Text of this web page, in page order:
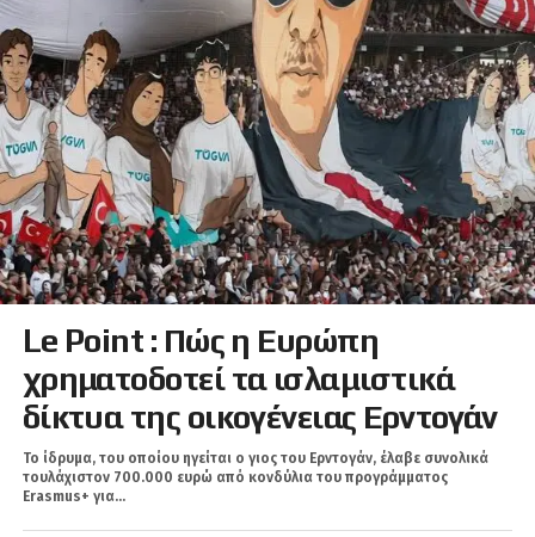
Le Point : Πώς η Ευρώπη
χρηματοδοτεί τα ισλαμιστικά
δίκτυα της οικογένειας Ερντογάν
Το ίδρυμα, του οποίου ηγείται ο γιος του Ερντογάν, έλαβε συνολικά
τουλάχιστον 700.000 ευρώ από κονδύλια του προγράμματος
Erasmus+ για...